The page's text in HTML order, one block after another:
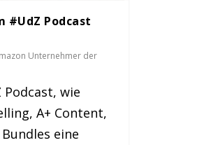
#UdZ Podcast
Unternehmer der
wie
A+ Content,
eine